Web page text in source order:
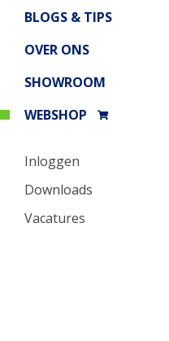
BLOGS & TIPS
OVER ONS
SHOWROOM
WEBSHOP
Inloggen
Downloads
Vacatures